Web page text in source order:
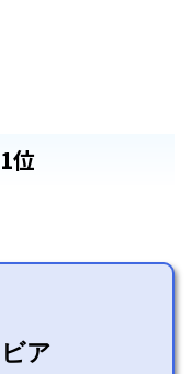
位
ア